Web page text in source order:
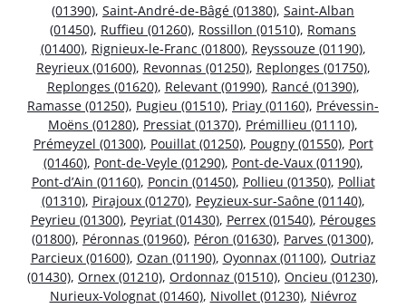
(01390), Saint-André-de-Bâgé (01380), Saint-Alban
(01450), Ruffieu (01260), Rossillon (01510), Romans
(01400), Rignieux-le-Franc (01800), Reyssouze (01190),
Reyrieux (01600), Revonnas (01250), Replonges (01750),
Replonges (01620), Relevant (01990), Rancé (01390),
Ramasse (01250), Pugieu (01510), Priay (01160), Prévessin-
Moëns (01280), Pressiat (01370), Prémillieu (01110),
Prémeyzel (01300), Pouillat (01250), Pougny (01550), Port
(01460), Pont-de-Veyle (01290), Pont-de-Vaux (01190),
Pont-d’Ain (01160), Poncin (01450), Pollieu (01350), Polliat
(01310), Pirajoux (01270), Peyzieux-sur-Saône (01140),
Peyrieu (01300), Peyriat (01430), Perrex (01540), Pérouges
(01800), Péronnas (01960), Péron (01630), Parves (01300),
Parcieux (01600), Ozan (01190), Oyonnax (01100), Outriaz
(01430), Ornex (01210), Ordonnaz (01510), Oncieu (01230),
Nurieux-Volognat (01460), Nivollet (01230), Niévroz